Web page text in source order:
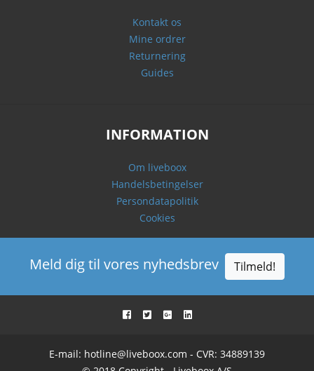
Kontakt os
Mine ordrer
Returnering
Guides
INFORMATION
Om liveboox
Handelsbetingelser
Persondatapolitik
Cookies
Meld dig til vores nyhedsbrev Tilmeld!
E-mail: hotline@liveboox.com - CVR: 34889139